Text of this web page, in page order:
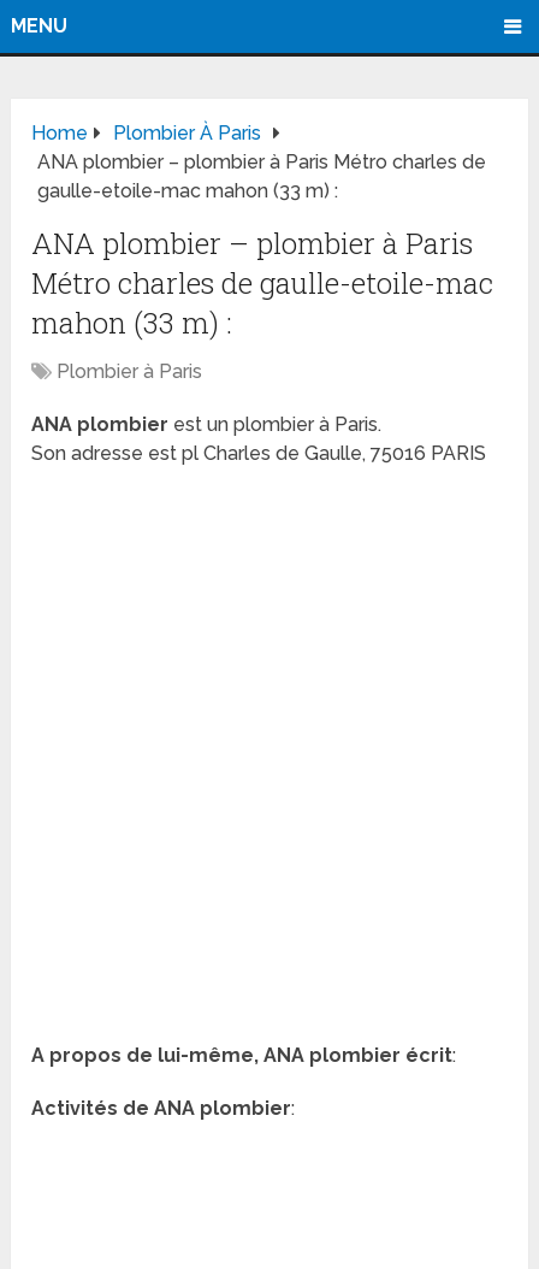
MENU
Home
Plombier À Paris
ANA plombier – plombier à Paris Métro charles de
gaulle-etoile-mac mahon (33 m) :
ANA plombier – plombier à Paris
Métro charles de gaulle-etoile-mac
mahon (33 m) :
Plombier à Paris
ANA plombier est un plombier à Paris.
Son adresse est pl Charles de Gaulle, 75016 PARIS
A propos de lui-même, ANA plombier écrit:
Activités de ANA plombier: